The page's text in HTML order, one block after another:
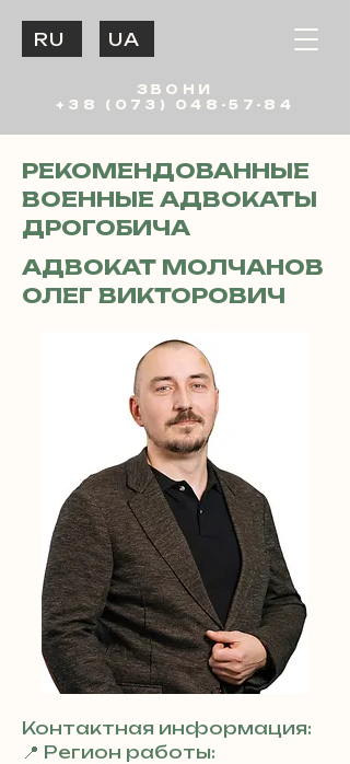
ЗВОНИ
+38 (073) 048-57-84
UA
RU
РЕКОМЕНДОВАННЫЕ
ВОЕННЫЕ АДВОКАТЫ
ДРОГОБИЧА
АДВОКАТ МОЛЧАНОВ
ОЛЕГ ВИКТОРОВИЧ
Контактная информация:
📍 Регион работы: